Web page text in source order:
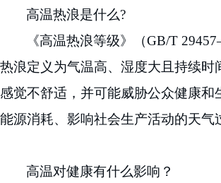
高温热浪是什么?
《高温热浪等级》（GB/T
热浪定义为气温高、湿度大且持续时
感觉不舒适，并可能威胁公众健康和
能源消耗、影响社会生产活动的天气
高温对健康有什么影响？